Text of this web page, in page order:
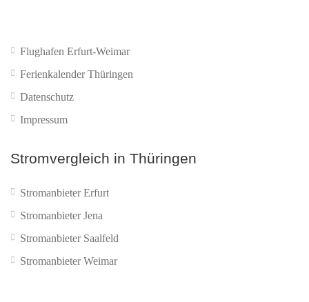
Flughafen Erfurt-Weimar
Ferienkalender Thüringen
Datenschutz
Impressum
Stromvergleich in Thüringen
Stromanbieter Erfurt
Stromanbieter Jena
Stromanbieter Saalfeld
Stromanbieter Weimar